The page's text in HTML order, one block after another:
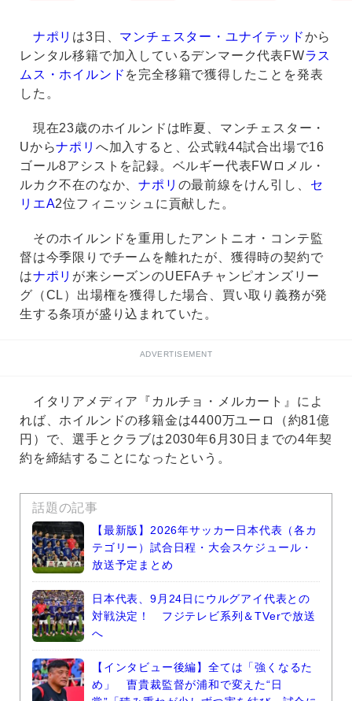
ナポリ は3日、 マンチェスター・ユナイテッドから
レンタル移籍で加入しているデンマーク代表FWラス
ムス・ホイルンド を完全移籍で獲得したことを発表
した。
現在23歳のホイルンドは昨夏、マンチェスター・
Uからナポリ へ加入すると、公式戦44試合出場で16
ゴール8アシストを記録。ベルギー代表FWロメル・
ルカク不在のなか、ナポリ の最前線をけん引し、 セ
リエA2位フィニッシュに貢献した。
そのホイルンドを重用したアントニオ・コンテ監
督は今季限りでチームを離れたが、獲得時の契約で
はナポリ が来シーズンのUEFAチャンピオンズリー
グ（CL）出場権を獲得した場合、買い取り義務が発
生する条項が盛り込まれていた。
ADVERTISEMENT
イタリアメディア『カルチョ・メルカート』によ
れば、ホイルンドの移籍金は4400万ユーロ（約81億
円）で、選手とクラブは2030年6月30日までの4年契
約を締結することになったという。
話題の記事
【最新版】2026年サッカー日本代表（各カ
テゴリー）試合日程・大会スケジュール・
放送予定まとめ
日本代表、9月24日にウルグアイ代表との
対戦決定！ フジテレビ系列＆TVerで放送
へ
【インタビュー後編】全ては「強くなるた
め」 曺貴裁監督が浦和で変えた“日